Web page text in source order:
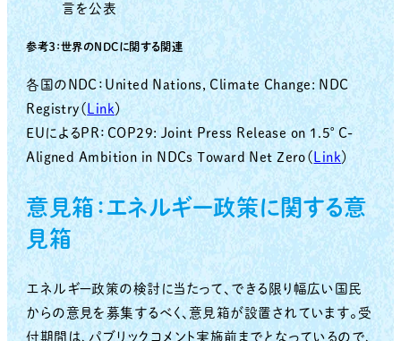
言を公表
参考３：世界のNDCに関する関連
各国のNDC：United Nations, Climate Change: NDC
Registry（ Link ）
EUによるPR：COP29: Joint Press Release on 1.5°C-
Aligned Ambition in NDCs Toward Net Zero（ Link ）
意見箱：エネルギー政策に関する意
見箱
エネルギー政策の検討に当たって、できる限り幅広い国民
からの意見を募集するべく、意見箱が設置されています。受
付期間は、パブリックコメント実施前までとなっているので、